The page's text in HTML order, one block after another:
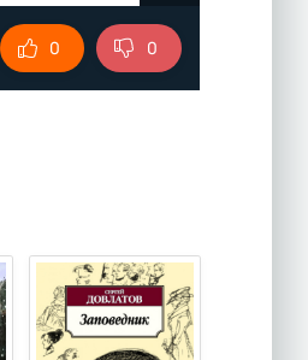
0 0